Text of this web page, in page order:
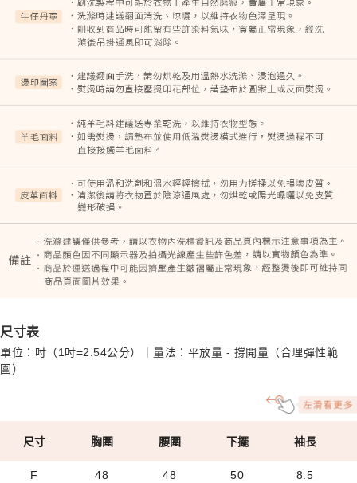
尺寸表
單位：吋（1吋=2.54公分）｜量法：平放量 - 撐開量（合理彈性範
圍）
尺寸 胸圍 腰圍 下擺 袖長
F 48 48 50 8.5